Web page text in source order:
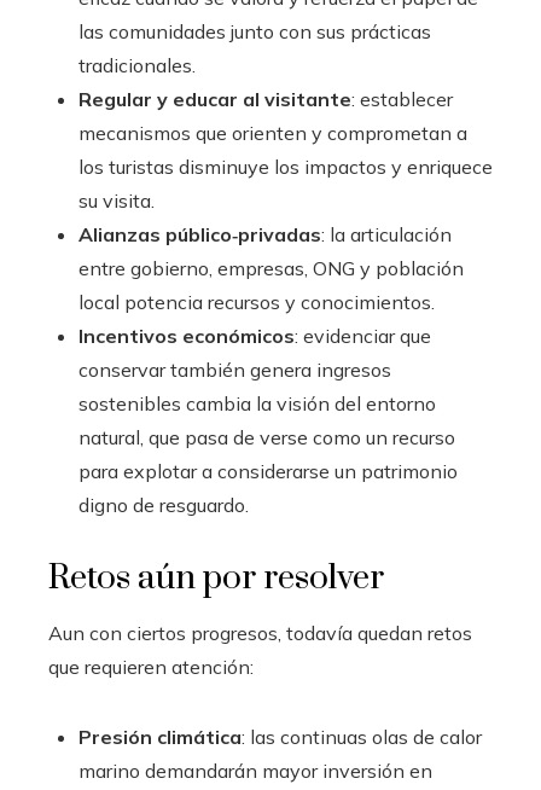
las comunidades junto con sus prácticas
tradicionales.
Regular y educar al visitante: establecer
mecanismos que orienten y comprometan a
los turistas disminuye los impactos y enriquece
su visita.
Alianzas público‑privadas: la articulación
entre gobierno, empresas, ONG y población
local potencia recursos y conocimientos.
Incentivos económicos: evidenciar que
conservar también genera ingresos
sostenibles cambia la visión del entorno
natural, que pasa de verse como un recurso
para explotar a considerarse un patrimonio
digno de resguardo.
Retos aún por resolver
Aun con ciertos progresos, todavía quedan retos
que requieren atención:
Presión climática: las continuas olas de calor
marino demandarán mayor inversión en